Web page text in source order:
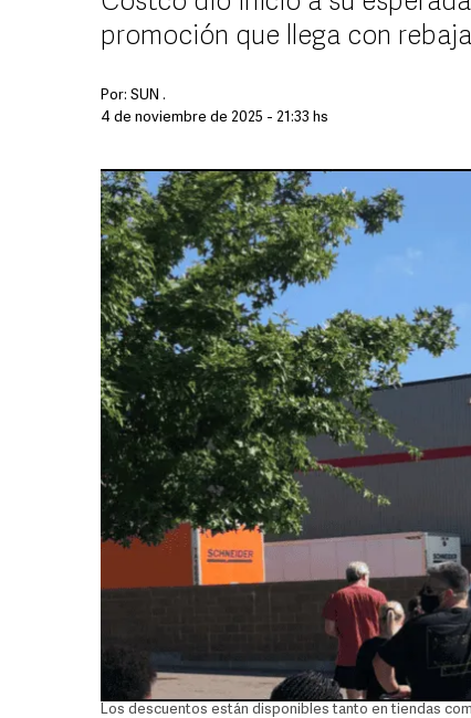
promoción que llega con
Por: SUN .
4 de noviembre de 2025 - 21:33 hs
Los descuentos están disponibles tanto en tiendas